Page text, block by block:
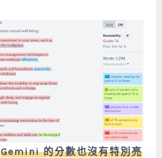
Gemini 的分數也沒有特別亮